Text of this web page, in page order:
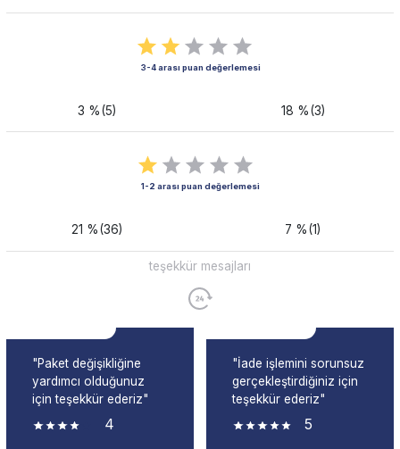
3-4 arası puan değerlemesi
3 %(5) 18 %(3)
1-2 arası puan değerlemesi
21 %(36) 7 %(1)
teşekkür mesajları
"Paket değişikliğine
yardımcı olduğunuz
için teşekkür ederiz"
4
"İade işlemini sorunsuz
gerçekleştirdiğiniz için
teşekkür ederiz"
5